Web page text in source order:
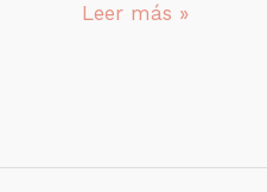
Leer más »